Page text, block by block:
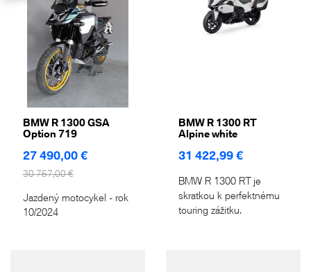
BMW R 1300 GSA
Option 719
27 490,00 €
30 767,00 €
Jazdený motocykel - rok
10/2024
BMW R 1300 RT
Alpine white
31 422,99 €
BMW R 1300 RT je
skratkou k perfektnému
touring zážitku.